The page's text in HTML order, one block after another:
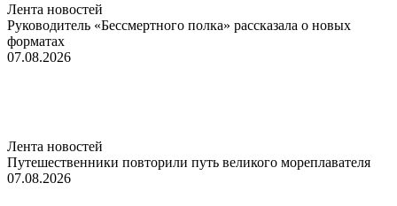
Лента новостей
Руководитель «Бессмертного полка» рассказала о новых
форматах
07.08.2026
Лента новостей
Путешественники повторили путь великого мореплавателя
07.08.2026